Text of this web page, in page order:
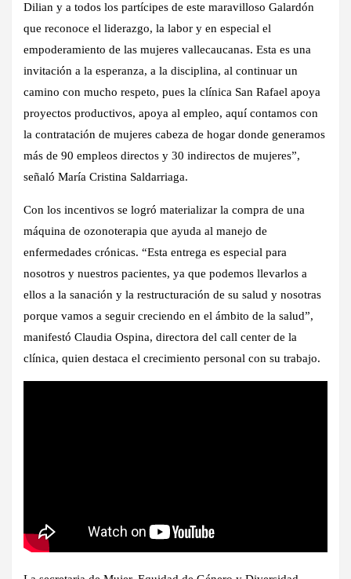
Dilian y a todos los partícipes de este maravilloso Galardón
que reconoce el liderazgo, la labor y en especial el
empoderamiento de las mujeres vallecaucanas. Esta es una
invitación a la esperanza, a la disciplina, al continuar un
camino con mucho respeto, pues la clínica San Rafael apoya
proyectos productivos, apoya al empleo, aquí contamos con
la contratación de mujeres cabeza de hogar donde generamos
más de 90 empleos directos y 30 indirectos de mujeres”,
señaló María Cristina Saldarriaga.
Con los incentivos se logró materializar la compra de una
máquina de ozonoterapia que ayuda al manejo de
enfermedades crónicas. “Esta entrega es especial para
nosotros y nuestros pacientes, ya que podemos llevarlos a
ellos a la sanación y la restructuración de su salud y nosotras
porque vamos a seguir creciendo en el ámbito de la salud”,
manifestó Claudia Ospina, directora del call center de la
clínica, quien destaca el crecimiento personal con su trabajo.